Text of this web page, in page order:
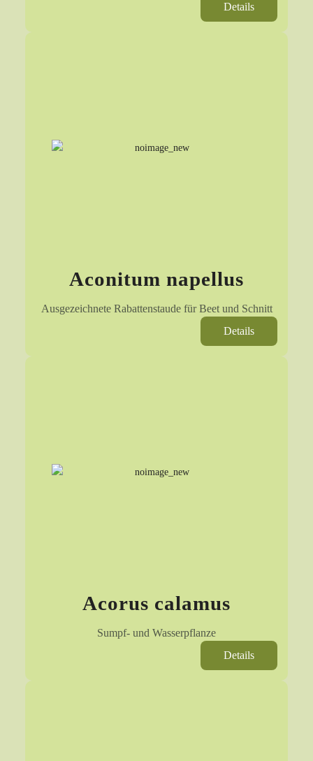
Details
Aconitum napellus
Ausgezeichnete Rabattenstaude für Beet und Schnitt
Details
Acorus calamus
Sumpf- und Wasserpflanze
Details